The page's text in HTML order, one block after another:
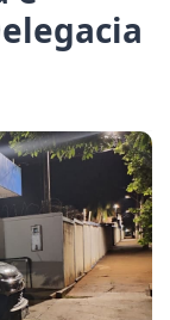
e
no
Mato Grosso
de